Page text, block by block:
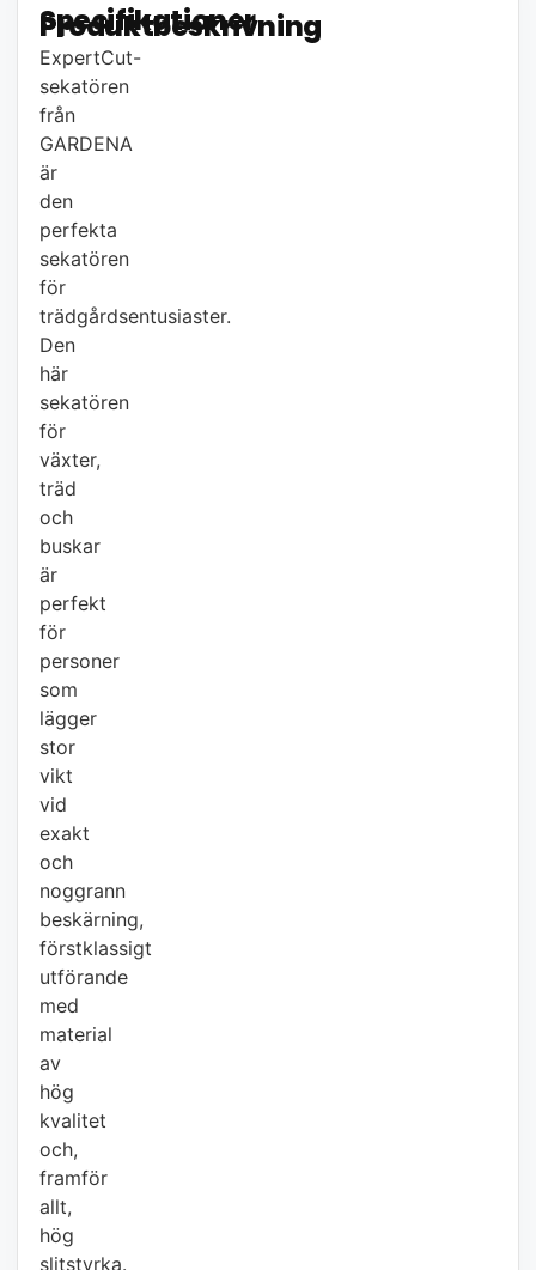
Produktbeskrivning
ExpertCut-
sekatören
från
GARDENA
är
den
perfekta
sekatören
för
trädgårdsentusiaster.
Den
här
sekatören
för
växter,
träd
och
buskar
är
perfekt
för
personer
som
lägger
stor
vikt
vid
exakt
och
noggrann
beskärning,
förstklassigt
utförande
med
material
av
hög
kvalitet
och,
framför
allt,
hög
slitstyrka.
Specifikationer